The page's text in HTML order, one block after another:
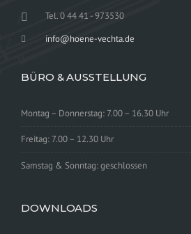
Tel. 0 44 41 - 973530
info@hoene-vechta.de
BÜRO & AUSSTELLUNG
Montag – Donnerstag: 7.00 – 16.30 Uhr
Freitag: 7.00 – 12.30 Uhr
Samstag & Sonntag: geschlossen
DOWNLOADS